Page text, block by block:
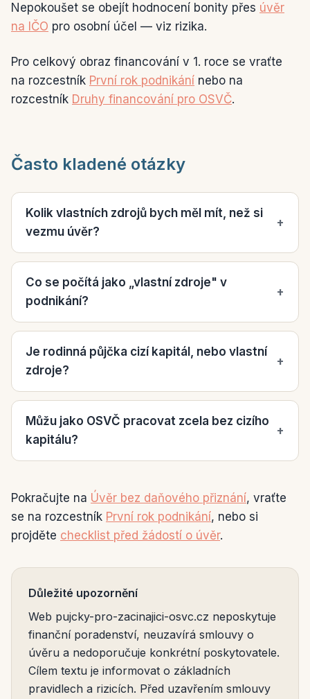
Nepokoušet se obejít hodnocení bonity přes úvěr
na IČO pro osobní účel — viz rizika.
Pro celkový obraz financování v 1. roce se vraťte
na rozcestník První rok podnikání nebo na
rozcestník Druhy financování pro OSVČ.
Často kladené otázky
Kolik vlastních zdrojů bych měl mít, než si
vezmu úvěr?
+
Co se počítá jako „vlastní zdroje" v
podnikání?
+
Je rodinná půjčka cizí kapitál, nebo vlastní
zdroje?
+
Můžu jako OSVČ pracovat zcela bez cizího
kapitálu?
+
Pokračujte na Úvěr bez daňového přiznání, vraťte
se na rozcestník První rok podnikání, nebo si
projděte checklist před žádostí o úvěr.
Důležité upozornění
Web pujcky-pro-zacinajici-osvc.cz neposkytuje
finanční poradenství, neuzavírá smlouvy o
úvěru a nedoporučuje konkrétní poskytovatele.
Cílem textu je informovat o základních
pravidlech a rizicích. Před uzavřením smlouvy